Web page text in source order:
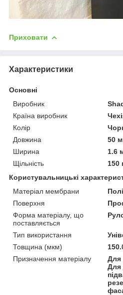
Приховати
Характеристики
Основні
Виробник
Країна виробник
Колір
Довжина
50 м
Ширина
1.6
Щільність
150
Користувальницькі
Матеріал мембрани
Поверхня
Форма матеріалу, що
поставляється
Тип використання
Товщина (мкм)
Призначення матеріалу
Для
Для